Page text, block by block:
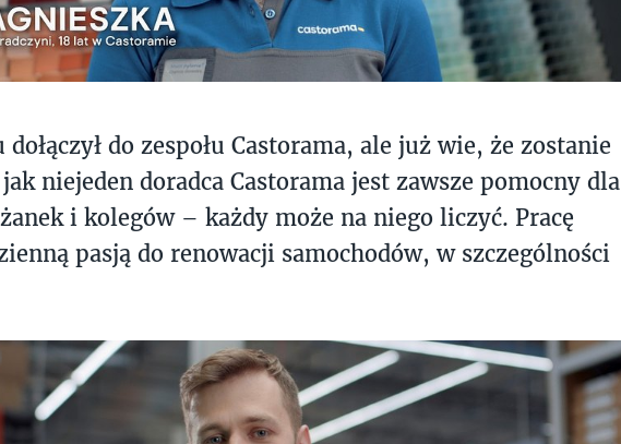
do zespołu Castorama, ale już wie, że zostanie
niejeden doradca Castorama jest zawsze pomocny dla
i kolegów – każdy może na niego liczyć. Pracę
pasją do renowacji samochodów, w szczególności